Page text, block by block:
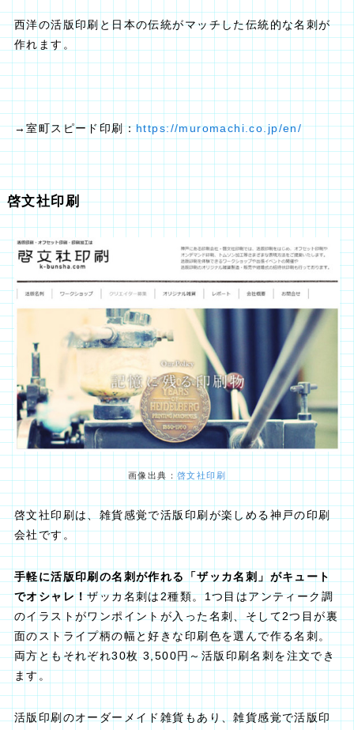
西洋の活版印刷と日本の伝統がマッチした伝統的な名刺が
作れます。
→室町スピード印刷：https://muromachi.co.jp/en/
啓文社印刷
画像出典： 啓文社印刷
啓文社印刷は、雑貨感覚で活版印刷が楽しめる神戸の印刷
会社です。
手軽に活版印刷の名刺が作れる「ザッカ名刺」がキュート
でオシャレ！ザッカ名刺は2種類。1つ目はアンティーク調
のイラストがワンポイントが入った名刺、そして2つ目が裏
面のストライプ柄の幅と好きな印刷色を選んで作る名刺。
両方ともそれぞれ30枚 3,500円～活版印刷名刺を注文でき
ます。
活版印刷のオーダーメイド雑貨もあり、雑貨感覚で活版印